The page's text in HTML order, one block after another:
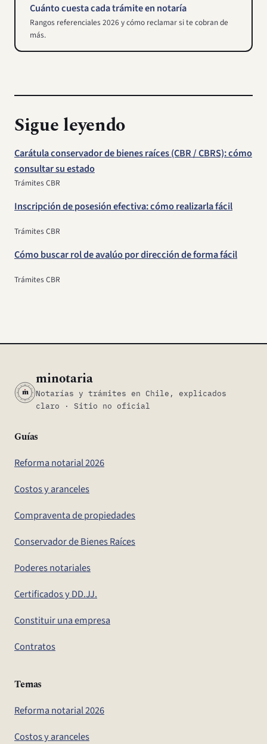
Cuánto cuesta cada trámite en notaría
Rangos referenciales 2026 y cómo reclamar si te cobran de
más.
Sigue leyendo
Carátula conservador de bienes raíces (CBR / CBRS): cómo
consultar su estado
Trámites CBR
Inscripción de posesión efectiva: cómo realizarla fácil
Trámites CBR
Cómo buscar rol de avalúo por dirección de forma fácil
Trámites CBR
m
minotaria
Notarías y trámites en Chile, explicados
claro · Sitio no oficial
Guías
Reforma notarial 2026
Costos y aranceles
Compraventa de propiedades
Conservador de Bienes Raíces
Poderes notariales
Certificados y DD.JJ.
Constituir una empresa
Contratos
Temas
Reforma notarial 2026
Costos y aranceles